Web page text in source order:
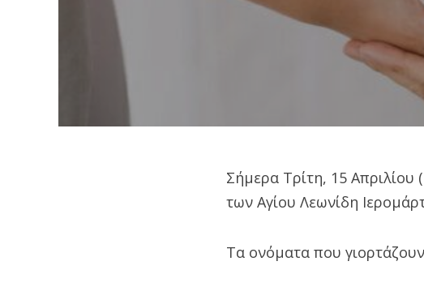
Σήμερα Τρίτη, 15
των Αγίου Λεωνίδη
Τα ονόματα που